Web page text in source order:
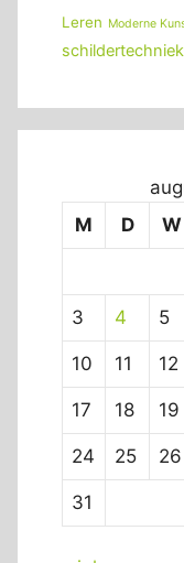
Leren Moderne
schildertechniek
M
D W
3 4 5
10 11 12
17 18 19
24 25 26
31